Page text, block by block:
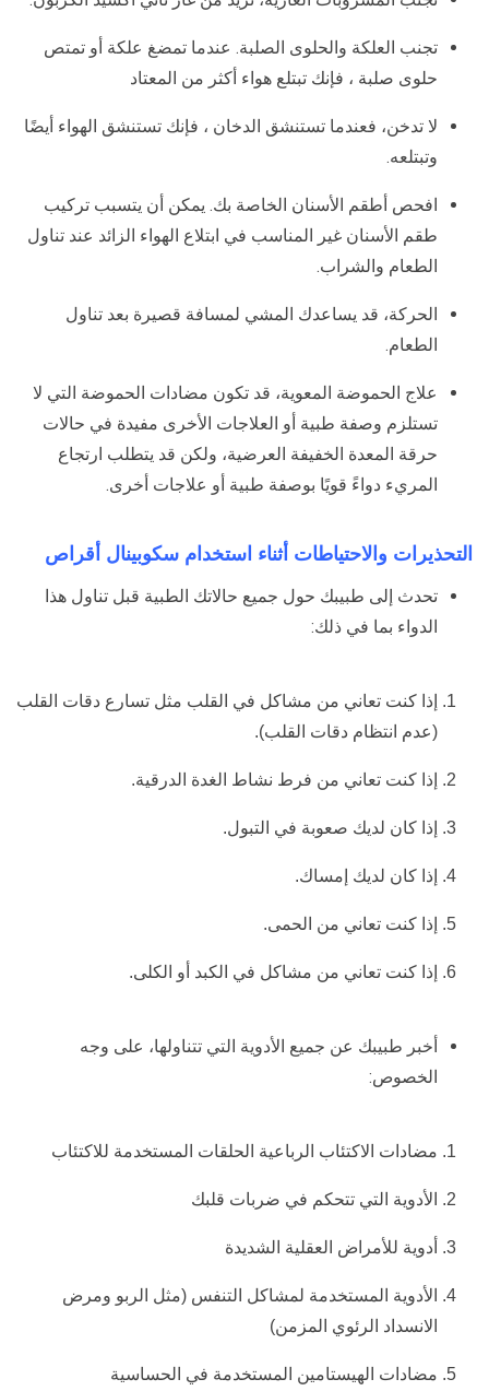
تجنب العلكة والحلوى الصلبة. عندما تمضغ علكة أو تمتص
حلوى صلبة ، فإنك تبتلع هواء أكثر من المعتاد
لا تدخن، فعندما تستنشق الدخان ، فإنك تستنشق الهواء أيضًا
وتبتلعه.
افحص أطقم الأسنان الخاصة بك. يمكن أن يتسبب تركيب
طقم الأسنان غير المناسب في ابتلاع الهواء الزائد عند تناول
الطعام والشراب.
الحركة، قد يساعدك المشي لمسافة قصيرة بعد تناول
الطعام.
علاج الحموضة المعوية، قد تكون مضادات الحموضة التي لا
تستلزم وصفة طبية أو العلاجات الأخرى مفيدة في حالات
حرقة المعدة الخفيفة العرضية، ولكن قد يتطلب ارتجاع
المريء دواءً قويًا بوصفة طبية أو علاجات أخرى.
التحذيرات والاحتياطات أثناء استخدام سكوبينال أقراص
تحدث إلى طبيبك حول جميع حالاتك الطبية قبل تناول هذا
الدواء بما في ذلك:
إذا كنت تعاني من مشاكل في القلب مثل تسارع دقات القلب
(عدم انتظام دقات القلب).
إذا كنت تعاني من فرط نشاط الغدة الدرقية.
إذا كان لديك صعوبة في التبول.
إذا كان لديك إمساك.
إذا كنت تعاني من الحمى.
إذا كنت تعاني من مشاكل في الكبد أو الكلى.
أخبر طبيبك عن جميع الأدوية التي تتناولها، على وجه
الخصوص:
مضادات الاكتئاب الرباعية الحلقات المستخدمة للاكتئاب
الأدوية التي تتحكم في ضربات قلبك
أدوية للأمراض العقلية الشديدة
الأدوية المستخدمة لمشاكل التنفس (مثل الربو ومرض
الانسداد الرئوي المزمن)
مضادات الهيستامين المستخدمة في الحساسية